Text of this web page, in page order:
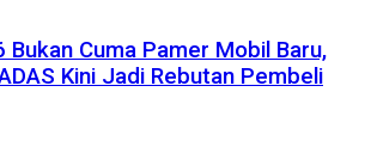
Bukan Cuma Pamer Mobil Baru,
Kini Jadi Rebutan Pembeli